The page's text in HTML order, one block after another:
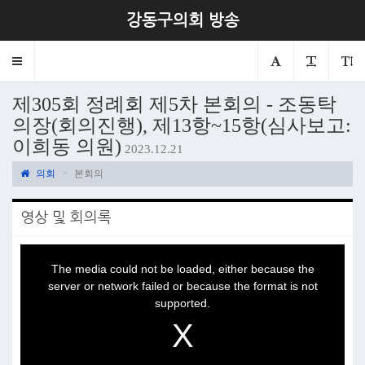
강동구의회 방송
Toggle
제305회 정례회 제5차 본회의 - 조동탁
의장(회의진행), 제13항~15항(심사보고:
이희동 의원) 2023.12.21
의회 본회의
영상 및 회의록
The media could not be loaded, either because the
server or network failed or because the format is not
supported.